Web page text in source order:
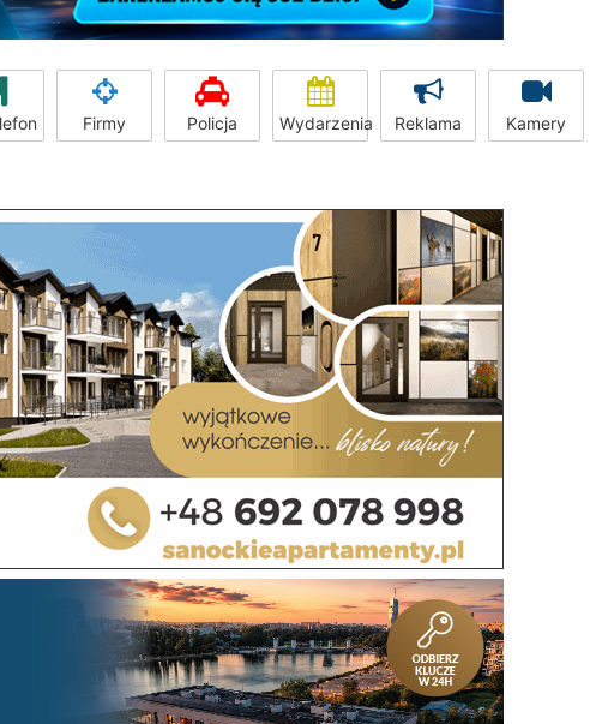
Firmy Policja Wydarzenia Reklama Kamery